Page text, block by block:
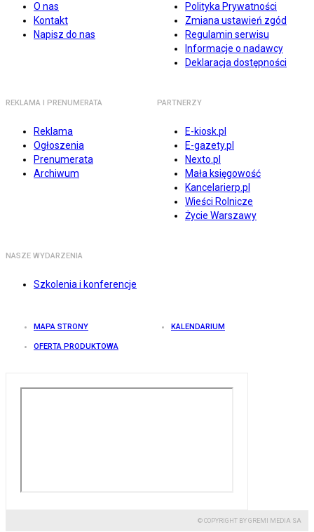
O nas
Kontakt
Napisz do nas
Polityka Prywatności
Zmiana ustawień zgód
Regulamin serwisu
Informacje o nadawcy
Deklaracja dostępności
REKLAMA I PRENUMERATA
Reklama
Ogłoszenia
Prenumerata
Archiwum
PARTNERZY
E-kiosk.pl
E-gazety.pl
Nexto.pl
Mała księgowość
Kancelarierp.pl
Wieści Rolnicze
Życie Warszawy
NASZE WYDARZENIA
Szkolenia i konferencje
MAPA STRONY KALENDARIUM
OFERTA PRODUKTOWA
© COPYRIGHT BY GREMI MEDIA SA